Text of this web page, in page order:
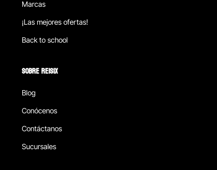
Marcas
¡Las mejores ofertas!
Back to school
SOBRE REISIX
Blog
Conócenos
Contáctanos
Sucursales